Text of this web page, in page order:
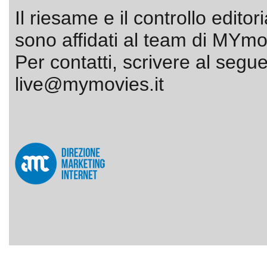
Il riesame e il controllo
sono affidati al team di
Per contatti, scrivere al
live@mymovies.it